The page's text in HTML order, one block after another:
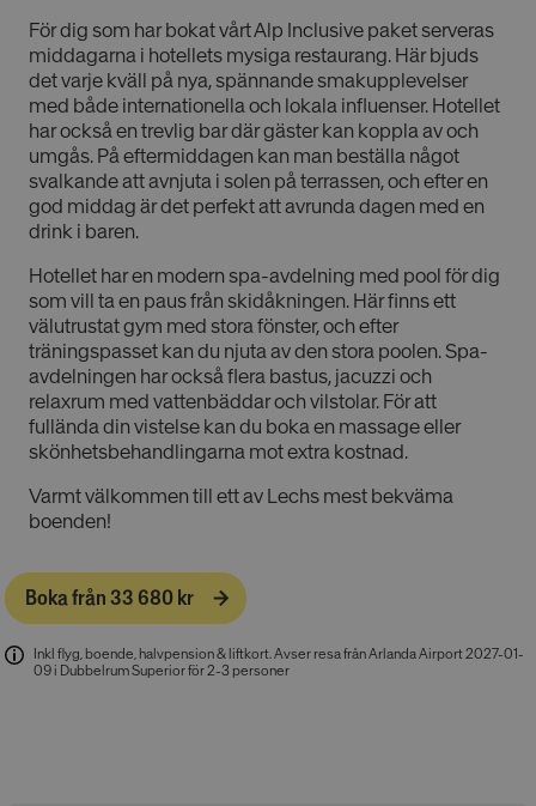
För dig som har bokat vårt Alp Inclusive paket serveras
middagarna i hotellets mysiga restaurang. Här bjuds
det varje kväll på nya, spännande smakupplevelser
med både internationella och lokala influenser. Hotellet
har också en trevlig bar där gäster kan koppla av och
umgås. På eftermiddagen kan man beställa något
svalkande att avnjuta i solen på terrassen, och efter en
god middag är det perfekt att avrunda dagen med en
drink i baren.
Hotellet har en modern spa-avdelning med pool för dig
som vill ta en paus från skidåkningen. Här finns ett
välutrustat gym med stora fönster, och efter
träningspasset kan du njuta av den stora poolen. Spa-
avdelningen har också flera bastus, jacuzzi och
relaxrum med vattenbäddar och vilstolar. För att
fullända din vistelse kan du boka en massage eller
skönhetsbehandlingarna mot extra kostnad.
Varmt välkommen till ett av Lechs mest bekväma
boenden!
Boka från 33 680 kr
Inkl flyg, boende, halvpension & liftkort.Avser resa från Arlanda Airport 2027-01-
09 i Dubbelrum Superior för 2-3 personer